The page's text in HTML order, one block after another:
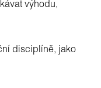
výhodu,
disciplíně, jako